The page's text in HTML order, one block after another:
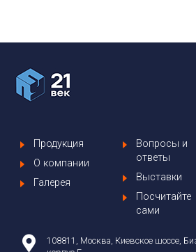
Продукция
О компании
Галерея
Вопросы и
ответы
Выставки
Посчитайте
сами
108811, Москва, Киевское шоссе,